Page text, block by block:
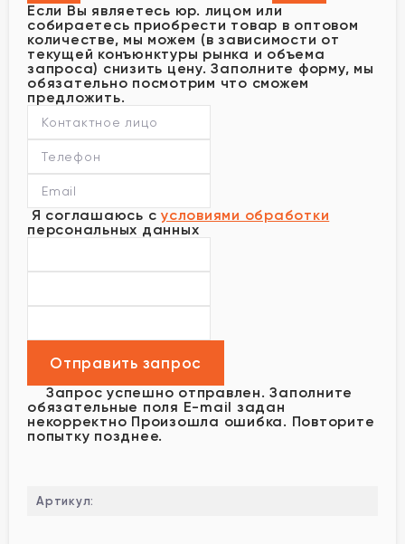
Если Вы являетесь юр. лицом или
собираетесь приобрести товар в оптовом
количестве, мы можем (в зависимости от
текущей конъюнктуры рынка и объема
запроса) снизить цену. Заполните форму, мы
обязательно посмотрим что сможем
предложить.
Я соглашаюсь с условиями обработки
персональных данных
Запрос успешно отправлен. Заполните
обязательные поля E-mail задан
некорректно Произошла ошибка. Повторите
попытку позднее.
Артикул: